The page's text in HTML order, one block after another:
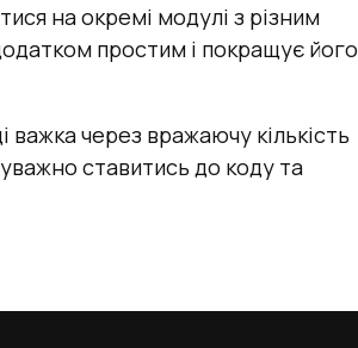
на окремі модулі з різним
простим і покращує його
важка через вражаючу кількість
ставитись до коду та